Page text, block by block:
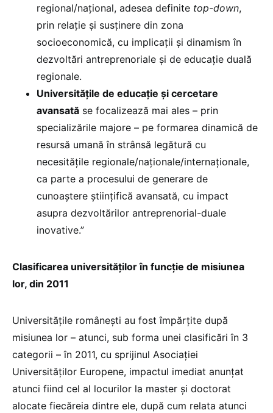
regional/național, adesea definite top-down,
prin relație și susținere din zona
socioeconomică, cu implicații și dinamism în
dezvoltări antreprenoriale și de educație duală
regionale.
Universitățile de educație și cercetare
avansată se focalizează mai ales – prin
specializările majore – pe formarea dinamică de
resursă umană în strânsă legătură cu
necesitățile regionale/naționale/internaționale,
ca parte a procesului de generare de
cunoaștere științifică avansată, cu impact
asupra dezvoltărilor antreprenorial-duale
inovative.”
Clasificarea universităților în funcție de misiunea
lor, din 2011
Universitățile românești au fost împărțite după
misiunea lor – atunci, sub forma unei clasificări în 3
categorii – în 2011, cu sprijinul Asociației
Universităților Europene, impactul imediat anunțat
atunci fiind cel al locurilor la master și doctorat
alocate fiecăreia dintre ele, după cum relata atunci